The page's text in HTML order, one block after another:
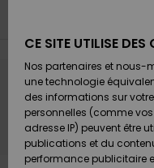
&
Surf
&
Surf
FEMME
A
Snow
SURF
Surf
Shop
SNOW
Snow
Shop
Snow
Shop
Carte
Ne partez pas
bientôt de retour
CE SITE UTILISE DES
Nos partenaires et nous-
une technologie
des informations sur
personnelles (comme
adresse IP) peuvent être
publications et du
performance publicitaire